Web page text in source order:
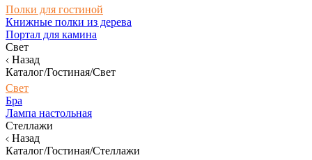
Полки для гостиной
Книжные полки из дерева
Портал для камина
Свет
Назад
Каталог/Гостиная/Свет
Свет
Бра
Лампа настольная
Стеллажи
Назад
Каталог/Гостиная/Стеллажи